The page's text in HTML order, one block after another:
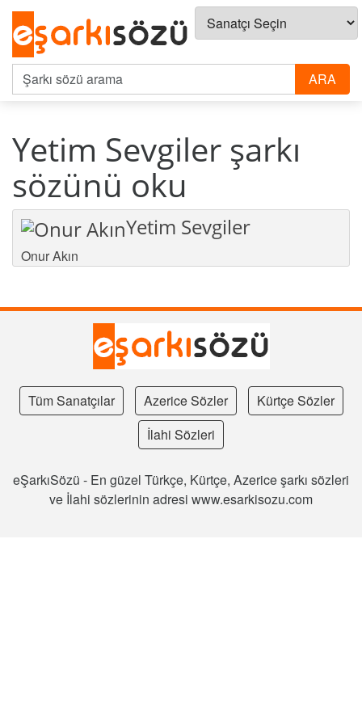
Yetim Sevgiler şarkı
sözünü oku
Yetim Sevgiler
Onur Akın
Tüm Sanatçılar Azerice Sözler
Kürtçe Sözler
İlahi Sözleri
eŞarkıSözü - En güzel Türkçe, Kürtçe, Azerice şarkı sözleri
ve İlahi sözlerinin adresi www.esarkisozu.com